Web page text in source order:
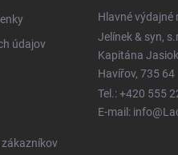
údajov
Hlavné výdajné
Jelínek & syn,
Kapitána
Havířov, 735 64
Tel.: +420 555
E-mail: